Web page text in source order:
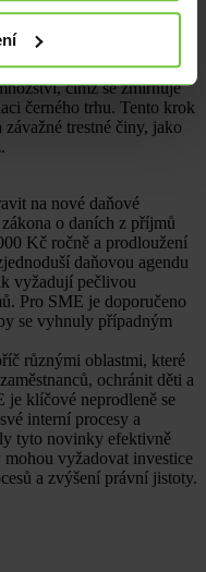
spojené s legalizací
Nová úprava povoluje
čímž se zmírňuje
černého trhu. Tento krok
trestné činy, jako
na nové daňové
o daních z příjmů
Kč ročně a prodloužení
daňovou agendu
vyžadují pečlivou
Pro SME je doporučeno
se vyhnuly případným
různými oblastmi, které
ochránit děti a
je klíčové neprodleně se
interní procesy a
tyto novinky efektivně
mohou vyžadovat investice
a zvýšení právní jistoty.